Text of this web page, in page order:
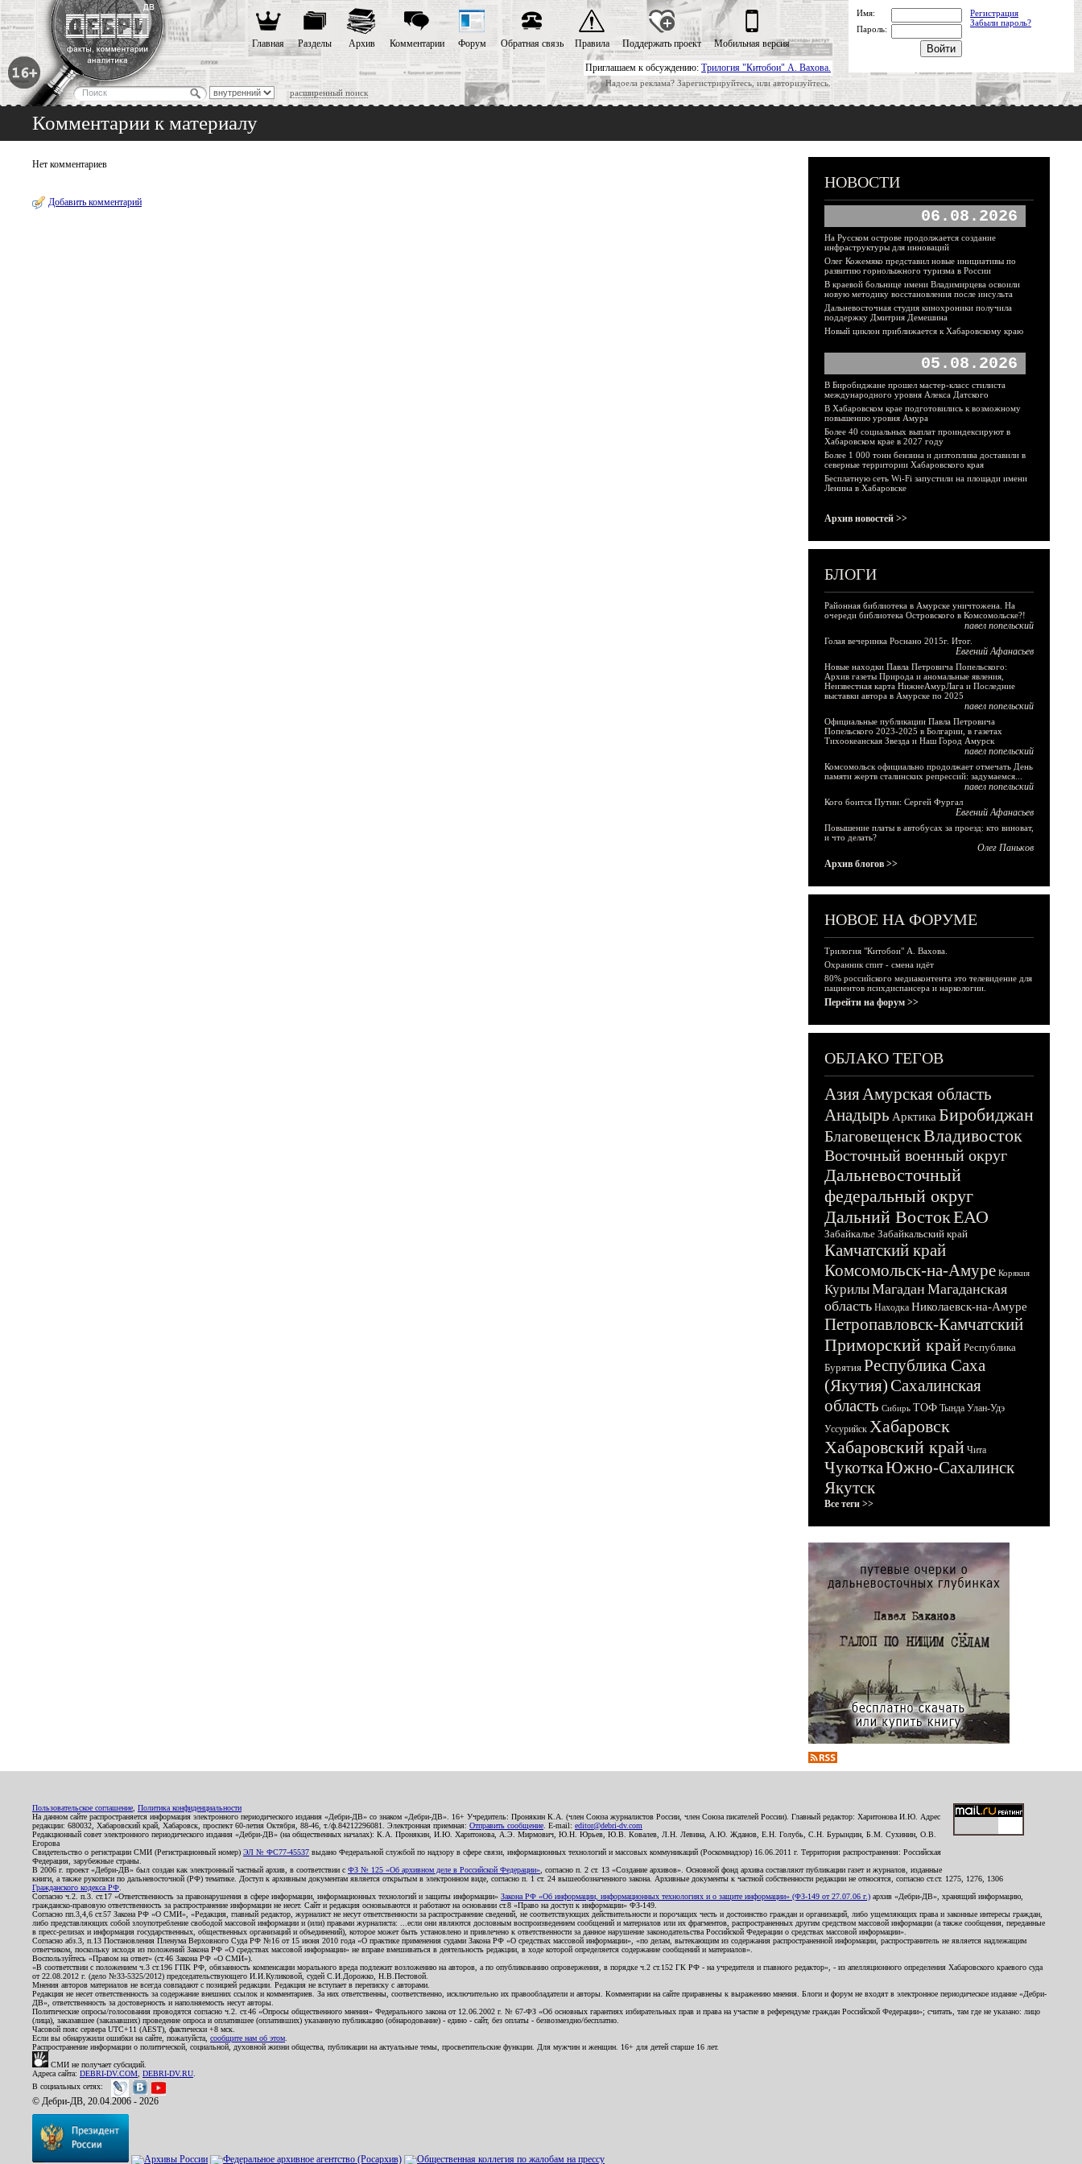
Приглашаем к обсуждению: Трилогия "Китобои" А. Вахова.
Надоела реклама? Зарегистрируйтесь, или авторизуйтесь.
расширенный поиск
Главная Разделы Архив Комментарии Форум Обратная связь Правила Поддержать проект Мобильная версия
Имя:
Регистрация
Забыли пароль?
Пароль:
Комментарии к материалу
Нет комментариев
Добавить комментарий
НОВОСТИ
06.08.2026
На Русском острове продолжается создание
инфраструктуры для инноваций
Олег Кожемяко представил новые инициативы по
развитию горнолыжного туризма в России
В краевой больнице имени Владимирцева освоили
новую методику восстановления после инсульта
Дальневосточная студия кинохроники получила
поддержку Дмитрия Демешина
Новый циклон приближается к Хабаровскому краю
05.08.2026
В Биробиджане прошел мастер-класс стилиста
международного уровня Алекса Датского
В Хабаровском крае подготовились к возможному
повышению уровня Амура
Более 40 социальных выплат проиндексируют в
Хабаровском крае в 2027 году
Более 1 000 тонн бензина и дизтоплива доставили в
северные территории Хабаровского края
Бесплатную сеть Wi-Fi запустили на площади имени
Ленина в Хабаровске
Архив новостей >>
БЛОГИ
Районная библиотека в Амурске уничтожена. На
очереди библиотека Островского в Комсомольске?!
павел попельский
Голая вечеринка Роснано 2015г. Итог.
Евгений Афанасьев
Новые находки Павла Петровича Попельского:
Архив газеты Природа и аномальные явления,
Неизвестная карта НижнеАмурЛага и Последние
выставки автора в Амурске по 2025
павел попельский
Официальные публикации Павла Петровича
Попельского 2023-2025 в Болгарии, в газетах
Тихоокеанская Звезда и Наш Город Амурск
павел попельский
Комсомольск официально продолжает отмечать День
памяти жертв сталинских репрессий: задумаемся...
павел попельский
Кого боится Путин: Сергей Фургал
Евгений Афанасьев
Повышение платы в автобусах за проезд: кто виноват,
и что делать?
Олег Паньков
Архив блогов >>
НОВОЕ НА ФОРУМЕ
Трилогия "Китобои" А. Вахова.
Охранник спит - смена идёт
80% российского медиаконтента это телевидение для
пациентов психдиспансера и наркологии.
Перейти на форум >>
ОБЛАКО ТЕГОВ
АзияАмурская область
Анадырь Арктика Биробиджан
БлаговещенскВладивосток
Восточный военный округ
Дальневосточный
федеральный округ
Дальний ВостокЕАО
Забайкалье Забайкальский край
Камчатский край
Комсомольск-на-Амуре Корякия
КурилыМагадан Магаданская
область Находка Николаевск-на-Амуре
Петропавловск-Камчатский
Приморский край Республика
Бурятия Республика Саха
(Якутия)Сахалинская
область Сибирь ТОФ Тында Улан-Удэ
Уссурийск Хабаровск
Хабаровский край Чита
ЧукоткаЮжно-Сахалинск
Якутск
Все теги >>
Пользовательское соглашение Политика конфиденциальности
На данном сайте распространяется информация электронного периодического издания «Дебри-ДВ» со знаком «Дебри-ДВ». 16+ Учредитель: Пронякин К.А. (член Союза журналистов России, член Союза писателей России). Главный редактор: Харитонова И.Ю. Адрес
редакции: 680032, Хабаровский край, Хабаровск, проспект 60-летия Октября, 88-46, т./ф.84212296081. Электронная приемная: Отправить сообщение . E-mail: editor@debri-dv.com
Редакционный совет электронного периодического издания «Дебри-ДВ» (на общественных началах): К.А. Пронякин, И.Ю. Харитонова, А.Э. Мирмович, Ю.Н. Юрьев, Ю.В. Ковалев, Л.Н. Левина, А.Ю. Жданов, Е.Н. Голубь, С.Н. Бурындин, Б.М. Сухинин, О.В.
Егорова
Свидетельство о регистрации СМИ (Регистрационный номер) ЭЛ № ФС77-45537 выдано Федеральной службой по надзору в сфере связи, информационных технологий и массовых коммуникаций (Роскомнадзор) 16.06.2011 г. Территория распространения: Российская
Федерация, зарубежные страны.
В 2006 г. проект «Дебри-ДВ» был создан как электронный частный архив, в соответствии с ФЗ № 125 «Об архивном деле в Российской Федерации» , согласно п. 2 ст. 13 «Создание архивов». Основной фонд архива составляют публикации газет и журналов, изданные
книги, а также рукописи по дальневосточной (РФ) тематике. Доступ к архивным документам является открытым в электронном виде, согласно п. 1 ст. 24 вышеобозначенного закона. Архивные документы к частной собственности редакции не относятся, согласно ст.ст. 1275, 1276, 1306
Гражданского кодекса РФ
Согласно ч.2. п.3. ст.17 «Ответственность за правонарушения в сфере информации, информационных технологий и защиты информации» Закона РФ «Об информации, информационных технологиях и о защите информации» (ФЗ-149 от 27.07.06 г.) архив «Дебри-ДВ», хранящий информацию,
гражданско-правовую ответственность за распространение информации не несет. Сайт и редакция основываются и работают на основании ст.8 «Право на доступ к информации» ФЗ-149.
Согласно пп.3,4,6 ст.57 Закона РФ «О СМИ», «Редакция, главный редактор, журналист не несут ответственности за распространение сведений, не соответствующих действительности и порочащих честь и достоинство граждан и организаций, либо ущемляющих права и законные интересы граждан,
либо представляющих собой злоупотребление свободой массовой информации и (или) правами журналиста: ...если они являются дословным воспроизведением сообщений и материалов или их фрагментов, распространенных другим средством массовой информации (а также сообщения, переданные
в пресс-релизах и информация государственных, общественных организаций и объединений), которое может быть установлено и привлечено к ответственности за данное нарушение законодательства Российской Федерации о средствах массовой информации».
Согласно абз.3, п.13 Постановления Пленума Верховного Суда РФ №16 от 15 июня 2010 года «О практике применения судами Закона РФ «О средствах массовой информации», «по делам, вытекающим из содержания распространенной информации, распространитель не является надлежащим
ответчиком, поскольку исходя из положений Закона РФ «О средствах массовой информации» не вправе вмешиваться в деятельность редакции, в ходе которой определяется содержание сообщений и материалов».
Воспользуйтесь «Правом на ответ» (ст.46 Закона РФ «О СМИ»).
«В соответствии с положением ч.3 ст.196 ГПК РФ, обязанность компенсации морального вреда подлежит возложению на авторов, а по опубликованию опровержения, в порядке ч.2 ст.152 ГК РФ - на учредителя и главного редактор», - из апелляционного определения Хабаровского краевого суда
от 22.08.2012 г. (дело №33-5325/2012) председательствующего И.И.Куликовой, судей С.И.Дорожко, Н.В.Пестовой.
Мнения авторов материалов не всегда совпадают с позицией редакции. Редакция не вступает в переписку с авторами.
Редакция не несет ответственность за содержание внешних ссылок и комментариев. За них ответственны, соответственно, исключительно их правообладатели и авторы. Комментарии на сайте приравнены к выражению мнения. Блоги и форум не входят в электронное периодическое издание «Дебри-
ДВ», ответственность за достоверность и наполняемость несут авторы.
Политические опросы/голосования проводятся согласно ч.2. ст.46 «Опросы общественного мнения» Федерального закона от 12.06.2002 г. № 67-ФЗ «Об основных гарантиях избирательных прав и права на участие в референдуме граждан Российской Федерации»; считать, там где не указано: лицо
(лица), заказавшее (заказавших) проведение опроса и оплатившее (оплативших) указанную публикацию (обнародование) - едино - сайт, без оплаты - безвозмездно/бесплатно.
Часовой пояс сервера UTC+11 (AEST), фактически +8 мск.
Если вы обнаружили ошибки на сайте, пожалуйста, сообщите нам об этом
Распространение информации о политической, социальной, духовной жизни общества, публикации на актуальные темы, просветительские функции. Для мужчин и женщин. 16+ для детей старше 16 лет.
СМИ не получает субсидий.
Адреса сайта: DEBRI-DV.COM DEBRI-DV.RU
В социальных сетях:
© Дебри-ДВ, 20.04.2006 - 2026